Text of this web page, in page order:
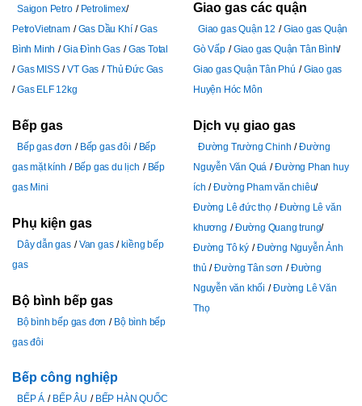
Saigon Petro
Petrolimex
PetroVietnam
Gas Dầu Khí
Gas
Bình Minh
Gia Đình Gas
Gas Total
Gas MISS
VT Gas
Thủ Đức Gas
Gas ELF 12kg
Bếp gas
Bếp gas đơn Bếp gas đôi
Bếp
gas mặt kính
Bếp gas du lịch
Bếp
gas Mini
Phụ kiện gas
Dây dẫn gas Van gas
kiềng bếp
gas
Bộ bình bếp gas
Bộ bình bếp gas đơn
Bộ bình bếp
gas đôi
Bếp công nghiệp
BẾP Á BẾP ÂU
BẾP HÀN QUỐC
Giao gas các quận
Giao gas Quận 12
Giao gas Quận
Gò Vấp
Giao gas Quận Tân Bình
Giao gas Quận Tân Phú
Giao gas
Huyện Hóc Môn
Dịch vụ giao gas
Đường Trường Chinh
Đường
Nguyễn Văn Quá
Đường Phan huy
ích
Đường Pham văn chiêu
Đường Lê đức thọ
Đường Lê văn
khương
Đường Quang trung
Đường Tô ký
Đường Nguyễn Ảnh
thủ
Đường Tân sơn
Đường
Nguyễn văn khối
Đường Lê Văn
Thọ